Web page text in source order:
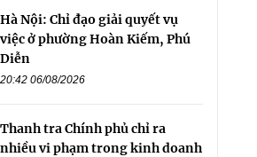
Hà Nội: Chỉ đạo giải quyết vụ
việc ở phường Hoàn Kiếm, Phú
Diễn
20:42 06/08/2026
Thanh tra Chính phủ chỉ ra
nhiều vi phạm trong kinh doanh